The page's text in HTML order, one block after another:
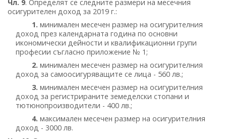
Чл. 9. Определят се следните размери на месечния
осигурителен доход за 2019 г.:
1. минимален месечен размер на осигурителния
доход през календарната година по основни
икономически дейности и квалификационни групи
професии съгласно приложение № 1;
2. минимален месечен размер на осигурителния
доход за самоосигуряващите се лица - 560 лв.;
3. минимален месечен размер на осигурителния
доход за регистрираните земеделски стопани и
тютюнопроизводители - 400 лв.;
4. максимален месечен размер на осигурителния
доход - 3000 лв.